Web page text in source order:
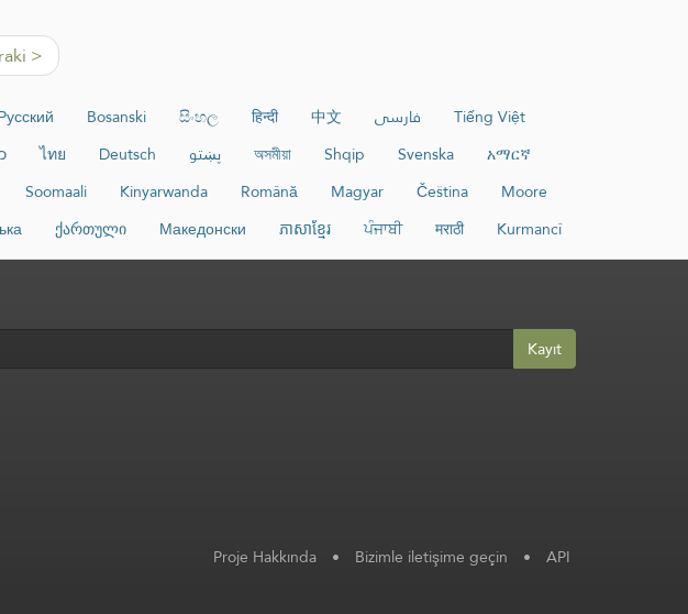
>
Bosanski සිංහල हिन्दी 中文 فارسی
Tiếng Việt
ไทย Deutsch پښتو অসমীয়া Shqip Svenska
አማርኛ
Soomaali Kinyarwanda Română Magyar Čeština
Moore
ქართული Македонски ភាសាខ្មែរ ਪੰਜਾਬੀ मराठी Kurmancî
Kayıt
Proje Hakkında • Bizimle iletişime geçin • API